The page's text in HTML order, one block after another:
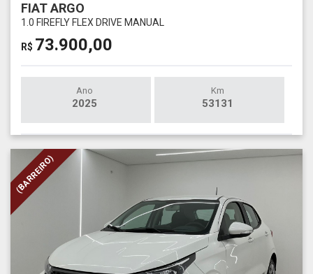
FIAT ARGO
1.0 FIREFLY FLEX DRIVE MANUAL
R$ 73.900,00
Ano
2025
Km
53131
(BARREIRO)